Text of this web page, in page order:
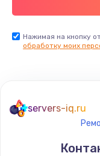
Нажимая на кнопку
обработку моих
servers-iq.ru